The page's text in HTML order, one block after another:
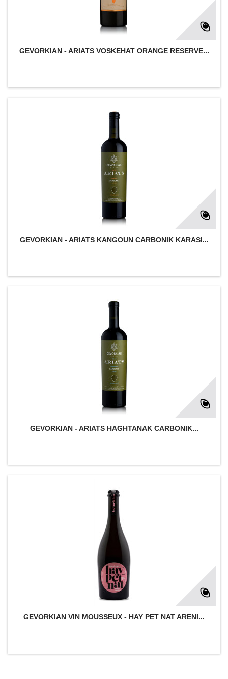
GEVORKIAN - ARIATS VOSKEHAT ORANGE RESERVE...
GEVORKIAN - ARIATS KANGOUN CARBONIK KARASI...
GEVORKIAN - ARIATS HAGHTANAK CARBONIK...
GEVORKIAN VIN MOUSSEUX - HAY PET NAT ARENI...